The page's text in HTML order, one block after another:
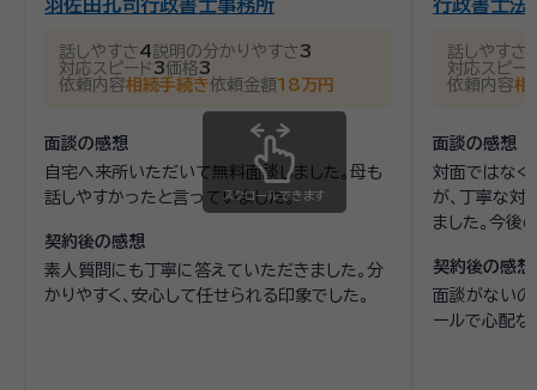
羽佐田孔司行政書士事務所
話しやすさ4説明の分かりやすさ3
対応スピード3価格3
依頼内容相続手続き依頼金額18万円
面談の感想
自宅へ来所いただいて無料面談しました。母も
話しやすかったと言っていました。
契約後の感想
素人質問にも丁寧に答えていただきました。分
かりやすく、安心して任せられる印象でした。
行政書士法
話しやすさ
対応スピー
依頼内容相
面談の感想
対面ではなく
が、丁寧な対
ました。今後
契約後の感想
面談がないの
ールで心配な
スクロールできます